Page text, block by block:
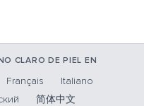
CLARO DE PIEL EN
Français
Italiano
简体中文